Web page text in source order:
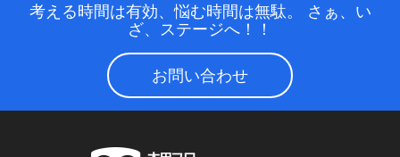
考える時間は有効、悩む時間は無駄。
さぁ、い
ざ、ステージへ！！
お問い合わせ